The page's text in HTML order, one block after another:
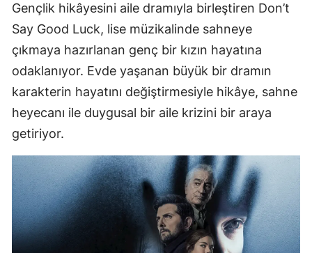
Gençlik hikâyesini aile dramıyla birleştiren Don’t
Say Good Luck, lise müzikalinde sahneye
çıkmaya hazırlanan genç bir kızın hayatına
odaklanıyor. Evde yaşanan büyük bir dramın
karakterin hayatını değiştirmesiyle hikâye, sahne
heyecanı ile duygusal bir aile krizini bir araya
getiriyor.